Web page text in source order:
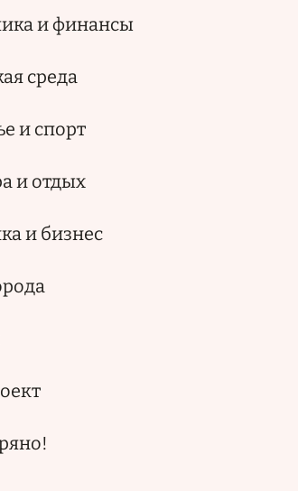
и финансы
среда
и спорт
и отдых
и бизнес